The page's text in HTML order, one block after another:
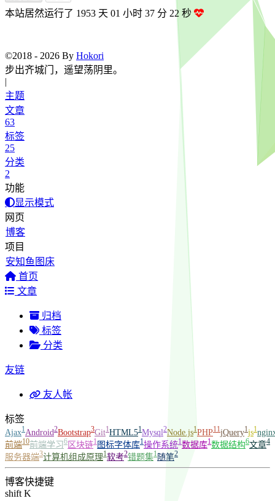
本站居然运行了 1953 天 01 小时 37 分 23 秒
©2018 - 2026 By Hokori
步出齐
|
主题
文章
63
标签
25
分类
2
功能
显示模式
网页
博客
项目
安知鱼图床
首页
文章
归档
标签
分类
友链
友人帐
标签
Ajax1Android2Bootstrap3Git1HTML51Mysql2Node.js1PHP11jQuery1js1
前端10前端学习6区块链1 图标字体库1操作系统1数据库1数据结构6文章4
服务器端3计算机组成原理1软考2错题集1 随笔2
博客快捷键
shift K